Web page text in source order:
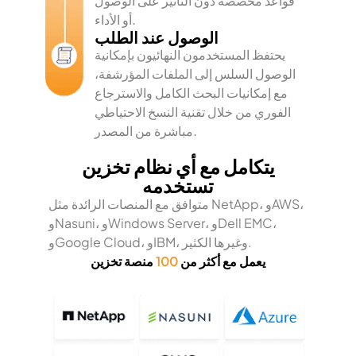
أو الأداء.
الوصول عند الطلب
يحتفظ المستخدمون النهائيون بإمكانية
الوصول السلس إلى الملفات المؤرشفة،
مع إمكانيات البحث الكامل والاسترجاع
الفوري من خلال تقنية النسخ الاحتياطي
مباشرة من المصدر.
يتكامل مع أي نظام تخزين
تستخدمه
متوافق مع المنصات الرائدة مثل NetApp، وAWS،
وNasuni، وWindows Server، وDell EMC،
وGoogle Cloud، وIBM، وغيرها الكثير.
يعمل مع أكثر من
منصة تخزين